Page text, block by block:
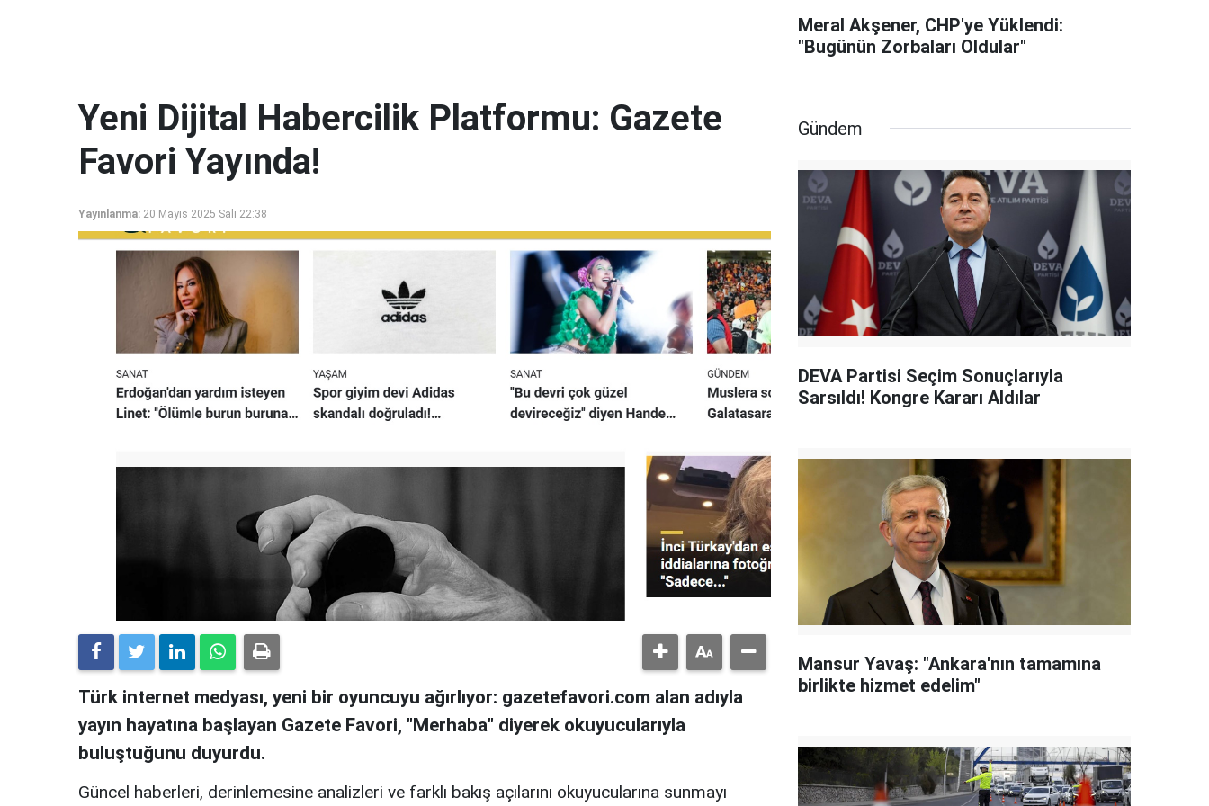
Meral Akşener, CHP'ye Yüklendi:
"Bugünün Zorbaları Oldular"
Yeni Dijital Habercilik Platformu: Gazete
Favori Yayında!
Yayınlanma: 20 Mayıs 2025 Salı 22:38
Türk internet medyası, yeni bir oyuncuyu ağırlıyor: gazetefavori.com alan adıyla
yayın hayatına başlayan Gazete Favori, "Merhaba" diyerek okuyucularıyla
buluştuğunu duyurdu.
Güncel haberleri, derinlemesine analizleri ve farklı bakış açılarını okuyucularına sunmayı
Gündem
DEVA Partisi Seçim Sonuçlarıyla
Sarsıldı! Kongre Kararı Aldılar
Mansur Yavaş: "Ankara'nın tamamına
birlikte hizmet edelim"